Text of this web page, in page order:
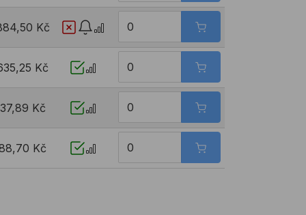
Kč
Kč
37,89 Kč
Kč